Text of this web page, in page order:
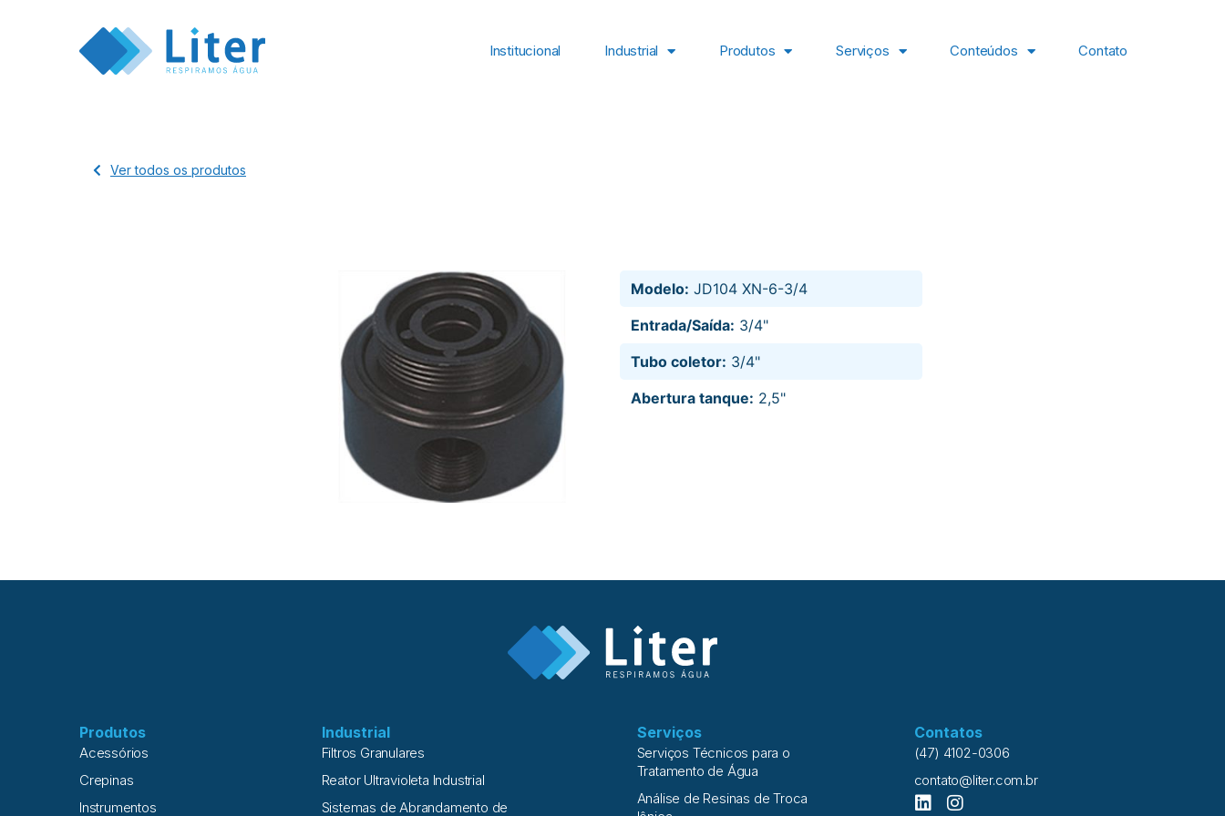
Institucional Industrial Produtos Serviços Conteúdos Contato
Ver todos os produtos
Modelo: JD104 XN-6-3/4
Entrada/Saída: 3/4"
Tubo coletor: 3/4"
Abertura tanque: 2,5"
Produtos
Acessórios
Crepinas
Instrumentos
Industrial
Filtros Granulares
Reator Ultravioleta Industrial
Sistemas de Abrandamento de
Serviços
Serviços Técnicos para o
Tratamento de Água
Análise de Resinas de Troca
Contatos
(47) 4102-0306
contato@liter.com.br